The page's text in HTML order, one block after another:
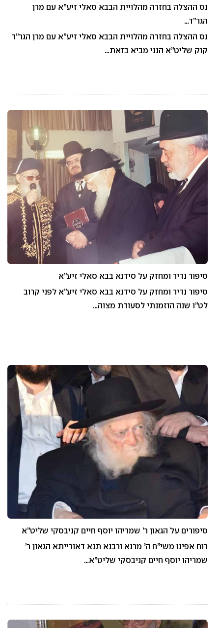
נס ההצלה בחזרה מהלויית הבבא סאלי זיע”א עם מרן
הגר”ד…
נס ההצלה בחזרה מהלויית הבבא סאלי זיע”א עם מרן הגר”ד
קוק שליט”א הנני מביא בזאת…
סיפור נדיר ומחזק על סידנא בבא סאלי זיע”א
סיפור נדיר ומחזק על סידנא בבא סאלי זיע”א לפני קרוב
לט”ו שנה הוזמנתי לסעודת מצוה…
סיפורים על הגאון ר’ שמריהו יוסף חיים קניבסקי שליט”א
רוח אפינו משי”ח ה’ מרנא ורבנא תנא דאורייתא הגאון ר’
שמריהו יוסף חיים קניבסקי שליט”א…